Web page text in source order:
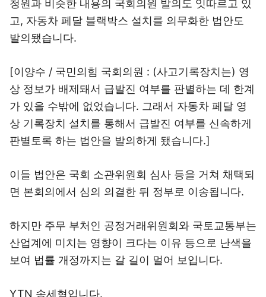
청원과 비슷한 내용의 국회의원 발의도 잇따르고 있
고, 자동차 페달 블랙박스 설치를 의무화한 법안도
발의됐습니다.
[이양수 / 국민의힘 국회의원 : (사고기록장치는) 영
상 정보가 배제돼서 급발진 여부를 판별하는 데 한계
가 있을 수밖에 없었습니다. 그래서 자동차 페달 영
상 기록장치 설치를 통해서 급발진 여부를 신속하게
판별토록 하는 법안을 발의하게 됐습니다.]
이들 법안은 국회 소관위원회 심사 등을 거쳐 채택되
면 본회의에서 심의 의결한 뒤 정부로 이송됩니다.
하지만 주무 부처인 공정거래위원회와 국토교통부는
산업계에 미치는 영향이 크다는 이유 등으로 난색을
보여 법률 개정까지는 갈 길이 멀어 보입니다.
YTN 송세혁입니다.